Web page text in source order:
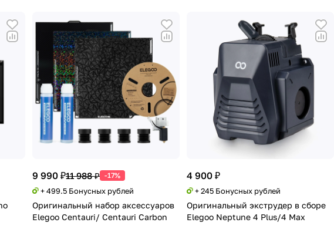
9 990 ₽11 988 ₽ -17%
+ 499.5 Бонусных рублей
Оригинальный набор аксессуаров
Elegoo Centauri/ Centauri Carbon
4 900 ₽
+ 245 Бонусных рублей
Оригинальный экструдер в сборе
Elegoo Neptune 4 Plus/4 Max